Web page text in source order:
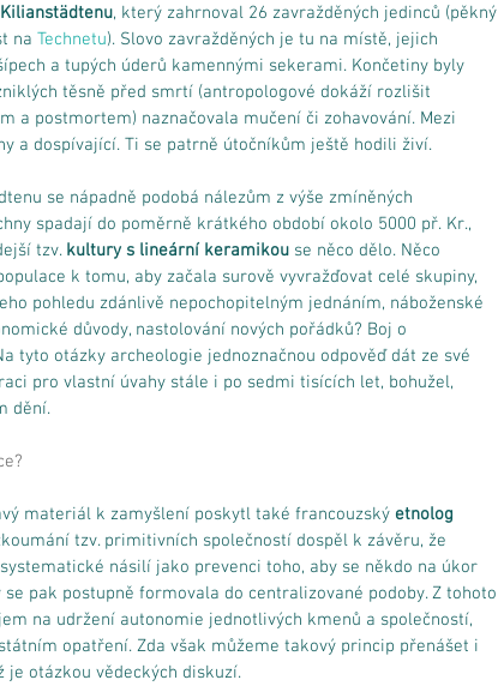
Kilianstädtenu, který zahrnoval 26 zavražděných jedinců (pěkný
na Technetu). Slovo zavražděných je tu na místě, jejich
a tupých úderů kamennými sekerami. Končetiny byly
těsně před smrtí (antropologové dokáží rozlišit
a postmortem) naznačovala mučení či zohavování. Mezi
a dospívající. Ti se patrně útočníkům ještě hodili živí.
se nápadně podobá nálezům z výše zmíněných
spadají do poměrně krátkého období okolo 5000 př. Kr.,
tzv. kultury s lineární keramikou se něco dělo. Něco
k tomu, aby začala surově vyvražďovat celé skupiny,
pohledu zdánlivě nepochopitelným jednáním, náboženské
důvody, nastolování nových pořádků? Boj o
tyto otázky archeologie jednoznačnou odpověď dát ze své
pro vlastní úvahy stále i po sedmi tisících let, bohužel,
dění.
materiál k zamyšlení poskytl také francouzský etnolog
tzv. primitivních společností dospěl k závěru, že
násilí jako prevenci toho, aby se někdo na úkor
pak postupně formovala do centralizované podoby. Z tohoto
na udržení autonomie jednotlivých kmenů a společností,
opatření. Zda však můžeme takový princip přenášet i
je otázkou vědeckých diskuzí.